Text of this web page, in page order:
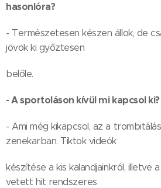
hasonlóra?
- Természetesen készen állok, de
jövök ki győztesen
belőle.
- A sportoláson kívül mi kapcsol ki?
- Ami még kikapcsol, az a
zenekarban. Tiktok videók
készítése a kis kalandjainkról, illetve
vetett hit rendszeres